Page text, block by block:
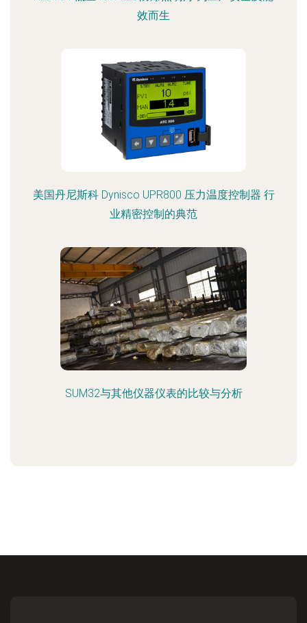
效而生
美国丹尼斯科 Dynisco UPR800 压力温度控制器 行
业精密控制的典范
SUM32与其他仪器仪表的比较与分析